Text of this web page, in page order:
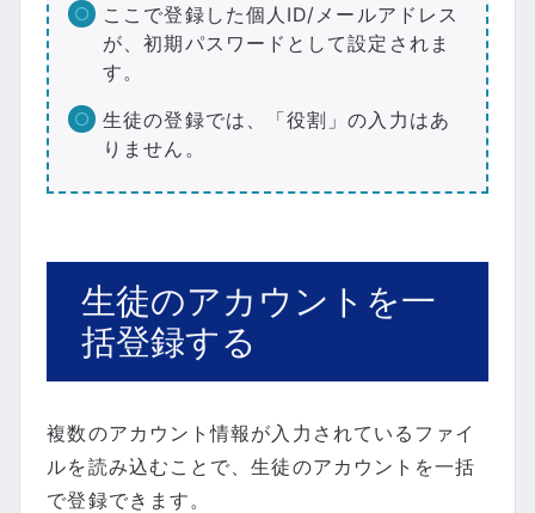
ここで登録した個人ID/メールアドレス
が、初期パスワードとして設定されま
す。
生徒の登録では、「役割」の入力はあ
りません。
生徒のアカウントを一
括登録する
複数のアカウント情報が入力されているファイ
ルを読み込むことで、生徒のアカウントを一括
で登録できます。